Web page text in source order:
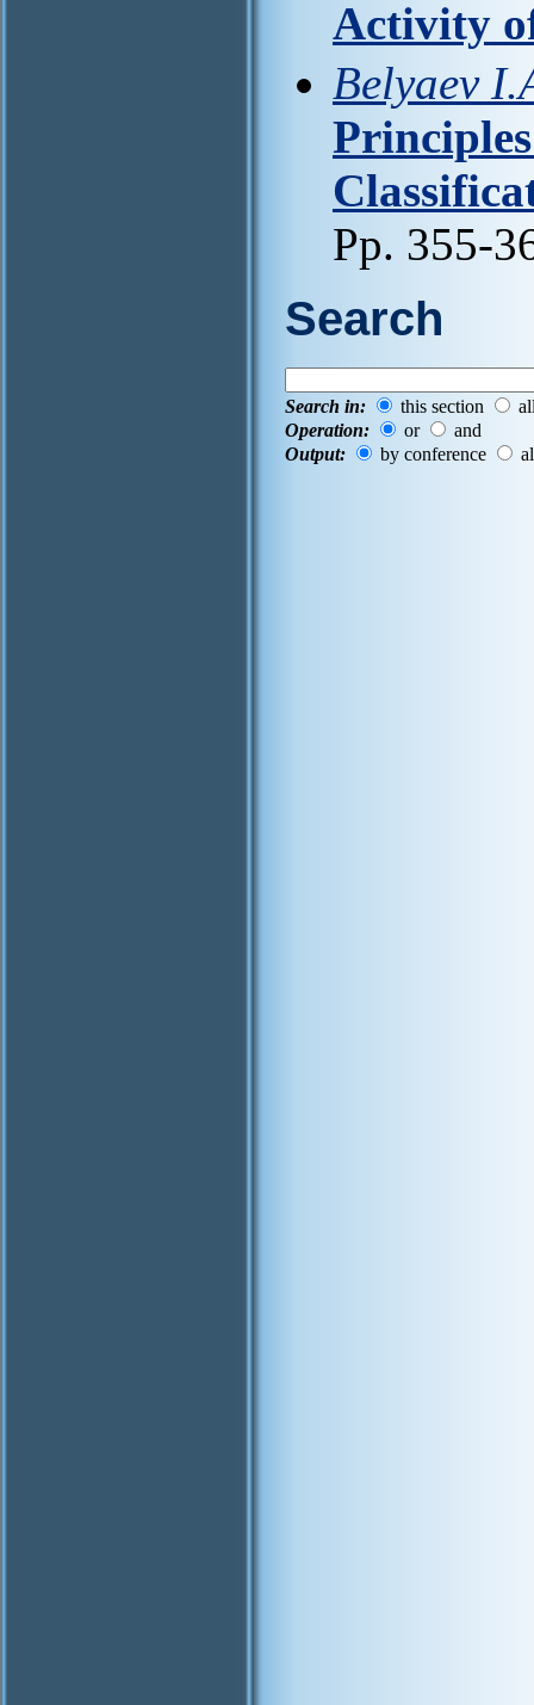
Activity
Belyaev
Pp. 355-
Search
Search in: this section
Operation:
or
and
Output:
by conference